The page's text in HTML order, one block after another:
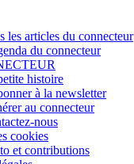
les articles du connecteur
du connecteur
histoire
à la newsletter
au connecteur
nous
cookies
et contributions